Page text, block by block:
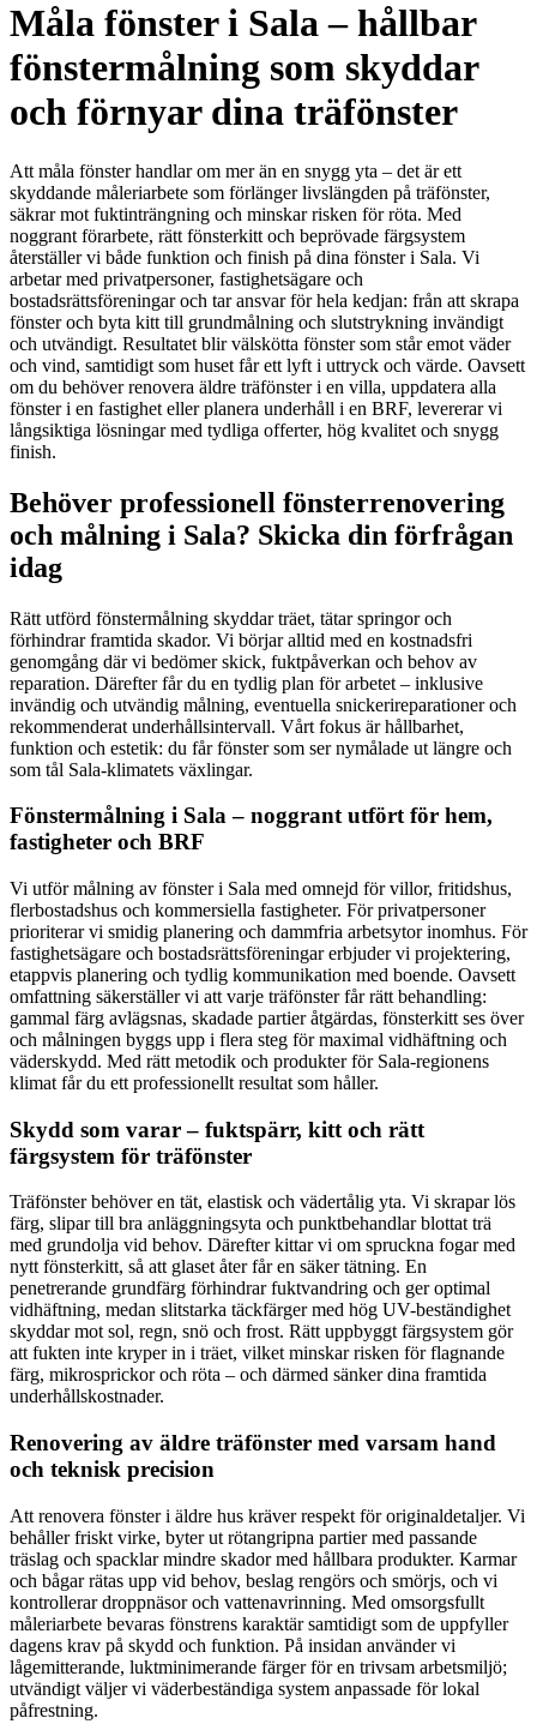
Måla fönster i Sala – hållbar
fönstermålning som skyddar
och förnyar dina träfönster
Att måla fönster handlar om mer än en snygg yta – det är ett
skyddande måleriarbete som förlänger livslängden på träfönster,
säkrar mot fuktinträngning och minskar risken för röta. Med
noggrant förarbete, rätt fönsterkitt och beprövade färgsystem
återställer vi både funktion och finish på dina fönster i Sala. Vi
arbetar med privatpersoner, fastighetsägare och
bostadsrättsföreningar och tar ansvar för hela kedjan: från att skrapa
fönster och byta kitt till grundmålning och slutstrykning invändigt
och utvändigt. Resultatet blir välskötta fönster som står emot väder
och vind, samtidigt som huset får ett lyft i uttryck och värde. Oavsett
om du behöver renovera äldre träfönster i en villa, uppdatera alla
fönster i en fastighet eller planera underhåll i en BRF, levererar vi
långsiktiga lösningar med tydliga offerter, hög kvalitet och snygg
finish.
Behöver professionell fönsterrenovering
och målning i Sala? Skicka din förfrågan
idag
Rätt utförd fönstermålning skyddar träet, tätar springor och
förhindrar framtida skador. Vi börjar alltid med en kostnadsfri
genomgång där vi bedömer skick, fuktpåverkan och behov av
reparation. Därefter får du en tydlig plan för arbetet – inklusive
invändig och utvändig målning, eventuella snickerireparationer och
rekommenderat underhållsintervall. Vårt fokus är hållbarhet,
funktion och estetik: du får fönster som ser nymålade ut längre och
som tål Sala-klimatets växlingar.
Fönstermålning i Sala – noggrant utfört för hem,
fastigheter och BRF
Vi utför målning av fönster i Sala med omnejd för villor, fritidshus,
flerbostadshus och kommersiella fastigheter. För privatpersoner
prioriterar vi smidig planering och dammfria arbetsytor inomhus. För
fastighetsägare och bostadsrättsföreningar erbjuder vi projektering,
etappvis planering och tydlig kommunikation med boende. Oavsett
omfattning säkerställer vi att varje träfönster får rätt behandling:
gammal färg avlägsnas, skadade partier åtgärdas, fönsterkitt ses över
och målningen byggs upp i flera steg för maximal vidhäftning och
väderskydd. Med rätt metodik och produkter för Sala-regionens
klimat får du ett professionellt resultat som håller.
Skydd som varar – fuktspärr, kitt och rätt
färgsystem för träfönster
Träfönster behöver en tät, elastisk och vädertålig yta. Vi skrapar lös
färg, slipar till bra anläggningsyta och punktbehandlar blottat trä
med grundolja vid behov. Därefter kittar vi om spruckna fogar med
nytt fönsterkitt, så att glaset åter får en säker tätning. En
penetrerande grundfärg förhindrar fuktvandring och ger optimal
vidhäftning, medan slitstarka täckfärger med hög UV-beständighet
skyddar mot sol, regn, snö och frost. Rätt uppbyggt färgsystem gör
att fukten inte kryper in i träet, vilket minskar risken för flagnande
färg, mikrosprickor och röta – och därmed sänker dina framtida
underhållskostnader.
Renovering av äldre träfönster med varsam hand
och teknisk precision
Att renovera fönster i äldre hus kräver respekt för originaldetaljer. Vi
behåller friskt virke, byter ut rötangripna partier med passande
träslag och spacklar mindre skador med hållbara produkter. Karmar
och bågar rätas upp vid behov, beslag rengörs och smörjs, och vi
kontrollerar droppnäsor och vattenavrinning. Med omsorgsfullt
måleriarbete bevaras fönstrens karaktär samtidigt som de uppfyller
dagens krav på skydd och funktion. På insidan använder vi
lågemitterande, luktminimerande färger för en trivsam arbetsmiljö;
utvändigt väljer vi väderbeständiga system anpassade för lokal
påfrestning.